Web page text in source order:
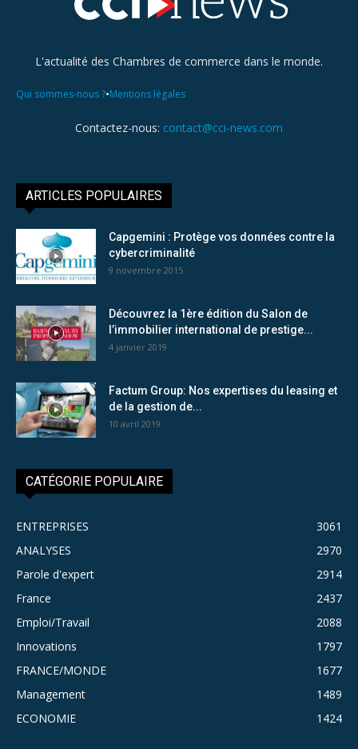
L'actualité des Chambres de commerce dans le monde.
Qui sommes-nous ?•Mentions légales
Contactez-nous: contact@cci-news.com
ARTICLES POPULAIRES
Capgemini : Protège vos données contre la
cybercriminalité
9 novembre 2015
Découvrez la 1ère édition du Salon de
l’immobilier international de prestige...
4 janvier 2019
Factum Group: Nos expertises du leasing et
de la gestion de...
10 avril 2019
CATÉGORIE POPULAIRE
ENTREPRISES
3061
ANALYSES
2970
Parole d'expert
2914
France
2437
Emploi/Travail
2088
Innovations
1797
FRANCE/MONDE
1677
Management
1489
ECONOMIE
1424